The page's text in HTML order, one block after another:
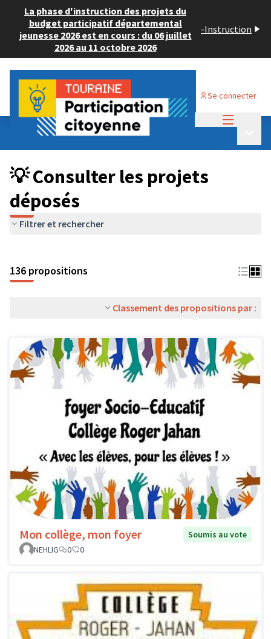
La phase d'instruction des projets du
budget participatif départemental
jeunesse 2026 est en cours : du 06 juillet
2026 au 11 octobre 2026
-Instruction
Se connecter
Budget Participatif JEUNESSE 2024
💡 Consulter les projets déposés
💡 Consulter les projets
déposés
Filtrer et rechercher
136 propositions
Classement des propositions par :
Mon collège, mon foyer
Soumis au vote
NEHLIG
0 0